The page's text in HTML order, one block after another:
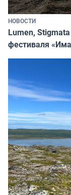
НОВОСТИ
Lumen,
фестиваля